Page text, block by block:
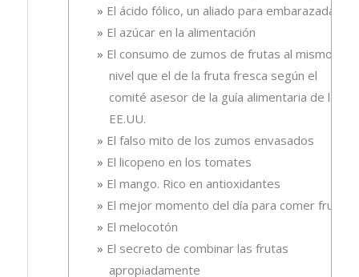
El ácido fólico, un aliado para embarazadas.
El azúcar en la alimentación
El consumo de zumos de frutas al mismo
nivel que el de la fruta fresca según el
comité asesor de la guía alimentaria de los
EE.UU.
El falso mito de los zumos envasados
El licopeno en los tomates
El mango. Rico en antioxidantes
El mejor momento del día para comer fruta
El melocotón
El secreto de combinar las frutas
apropiadamente